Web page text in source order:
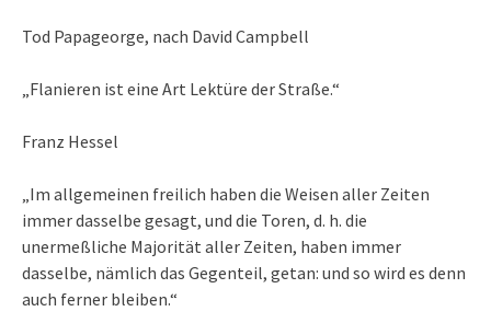
Tod Papageorge, nach David Campbell
„Flanieren ist eine Art Lektüre der Straße.“
Franz Hessel
„Im allgemeinen freilich haben die Weisen aller Zeiten
immer dasselbe gesagt, und die Toren, d. h. die
unermeßliche Majorität aller Zeiten, haben immer
dasselbe, nämlich das Gegenteil, getan: und so wird es denn
auch ferner bleiben.“